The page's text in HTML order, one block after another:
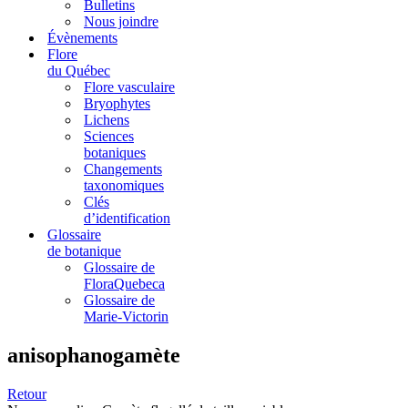
Bulletins
Nous joindre
Évènements
Flore
du Québec
Flore vasculaire
Bryophytes
Lichens
Sciences
botaniques
Changements
taxonomiques
Clés
d’identification
Glossaire
de botanique
Glossaire de
FloraQuebeca
Glossaire de
Marie-Victorin
anisophanogamète
Retour